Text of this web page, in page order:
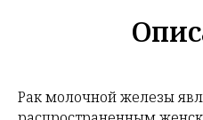
Рак молочной железы